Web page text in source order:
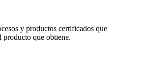
y productos certificados que
producto que obtiene.